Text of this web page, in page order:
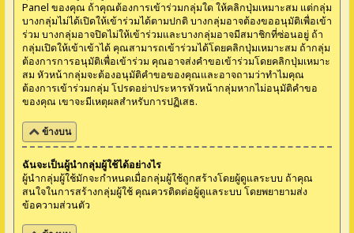
Panel ของคุณ ถ้าคุณต้องการเข้าร่วมกลุ่มใด ให้คลิกปุ่มเหมาะสม แต่กลุ่ม
บางกลุ่มไม่ได้เปิดให้เข้าร่วมได้ตามปกติ บางกลุ่มอาจต้องขออนุมัติเพื่อเข้า
ร่วม บางกลุ่มอาจปิดไม่ให้เข้าร่วมและบางกลุ่มอาจมีสมาชิกที่ซ่อนอยู่ ถ้า
กลุ่มเปิดให้เข้าเข้าได้ คุณสามารถเข้าร่วมได้โดยคลิกปุ่มเหมาะสม ถ้ากลุ่ม
ต้องการการอนุมัติเพื่อเข้าร่วม คุณอาจส่งคำขอเข้าร่วมโดยคลิกปุ่มเหมาะ
สม หัวหน้ากลุ่มจะต้องอนุมัติคำขอของคุณและอาจถามว่าทำไมคุณ
ต้องการเข้าร่วมกลุ่ม โปรดอย่าประหารหัวหน้ากลุ่มหากไม่อนุมัติคำขอ
ของคุณ เขาจะมีเหตุผลสำหรับการปฏิเสธ.
ข้างบน
ฉันจะเป็นผู้นำกลุ่มผู้ใช้ได้อย่างไร
ผู้นำกลุ่มผู้ใช้มักจะกำหนดเมื่อกลุ่มผู้ใช้ถูกสร้างโดยผู้ดูแลระบบ ถ้าคุณ
สนใจในการสร้างกลุ่มผู้ใช้ คุณควรติดต่อผู้ดูแลระบบ โดยพยายามส่ง
ข้อความส่วนตัว